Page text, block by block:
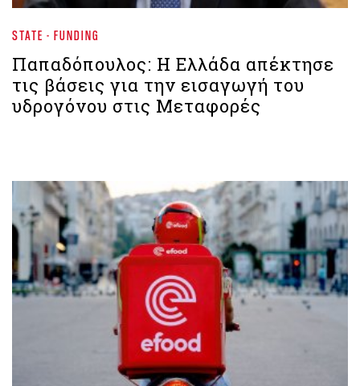
STATE - FUNDING
Παπαδόπουλος: Η Ελλάδα απέκτησε
τις βάσεις για την εισαγωγή του
υδρογόνου στις Μεταφορές